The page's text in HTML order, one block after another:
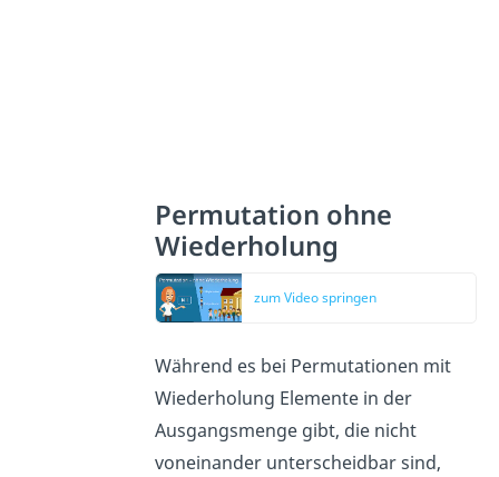
Permutation ohne
Wiederholung
zum Video springen
Während es bei Permutationen mit
Wiederholung Elemente in der
Ausgangsmenge gibt, die nicht
voneinander unterscheidbar sind,